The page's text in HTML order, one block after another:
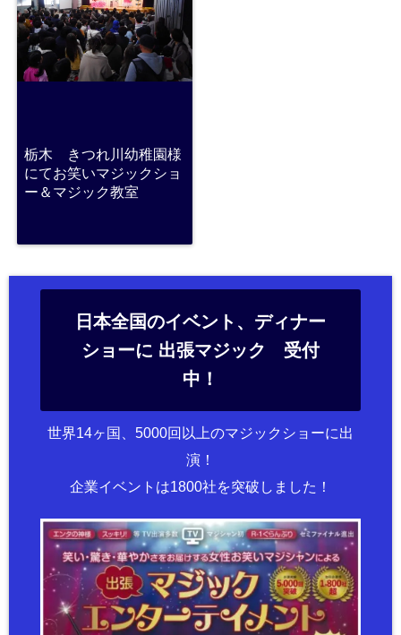
栃木 きつれ川幼稚園様
にてお笑いマジックショ
ー＆マジック教室
日本全国のイベント、ディナー
ショーに 出張マジック 受付
中！
世界14ヶ国、5000回以上のマジックショーに出
演！
企業イベントは1800社を突破しました！